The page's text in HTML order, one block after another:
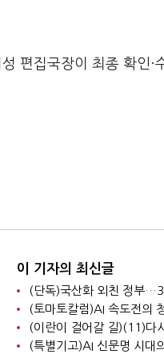
편집국장이 최종 확인·
이 기자의 최신글
(토마토칼럼)AI 속도전의
(이란이 걸어갈 길)(11)다